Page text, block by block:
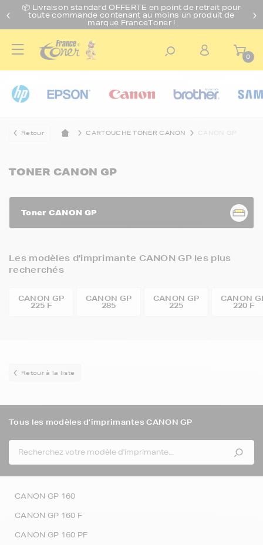
📦 Livraison standard OFFERTE en point de retrait pour
toute commande contenant au moins un produit de
marque FranceToner !
0
Retour CARTOUCHE TONER CANON CANON GP
TONER CANON GP
Toner CANON GP
Les modèles d'imprimante CANON GP les plus
recherchés
CANON GP
225 F
CANON GP
285
CANON GP
225
CANON
220 F
Retour à la liste
Tous les modèles d'imprimantes CANON GP
CANON GP 160
CANON GP 160 F
CANON GP 160 PF